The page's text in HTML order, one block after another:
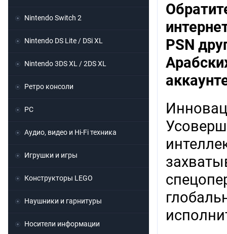
PSN
Nintendo Switch 2
Nintendo DS Lite / DSi XL
Nintendo 3DS XL / 2DS XL
Ретро консоли
PC
Аудио, видео и Hi-Fi техника
Игрушки и игры
Конструкторы LEGO
Наушники и гарнитуры
Носители информации